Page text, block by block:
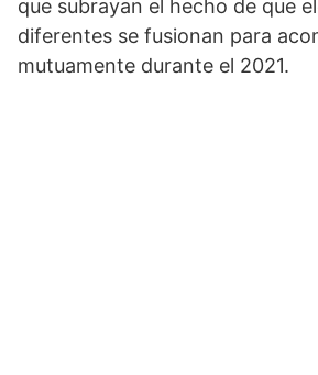
que subrayan el hecho de que
diferentes se fusionan para
mutuamente durante el 2021.